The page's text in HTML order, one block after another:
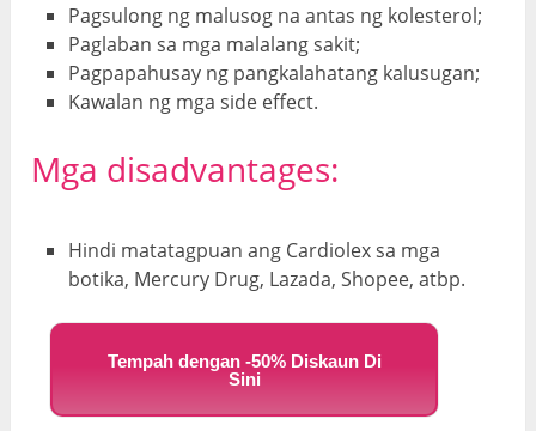
Pagsulong ng malusog na antas ng kolesterol;
Paglaban sa mga malalang sakit;
Pagpapahusay ng pangkalahatang kalusugan;
Kawalan ng mga side effect.
Mga disadvantages:
Hindi matatagpuan ang Cardiolex sa mga
botika, Mercury Drug, Lazada, Shopee, atbp.
Tempah dengan -50% Diskaun Di
Sini